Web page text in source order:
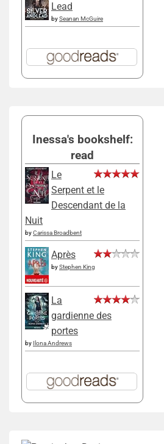
Lead
bySeanan McGuire
Inessa's bookshelf:
read
Le
Serpent et le
Descendant de la
Nuit
byCarissa Broadbent
Après
byStephen King
La
gardienne des
portes
by Ilona Andrews